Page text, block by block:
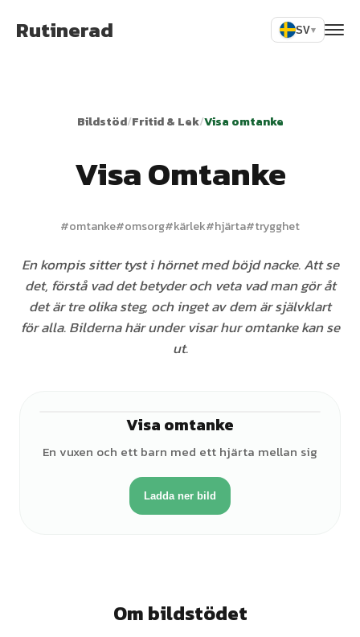
Rutinerad SV▾
Bildstöd/Fritid & Lek/Visa omtanke
Visa Omtanke
#omtanke#omsorg#kärlek#hjärta#trygghet
En kompis sitter tyst i hörnet med böjd nacke. Att se
det, förstå vad det betyder och veta vad man gör åt
det är tre olika steg, och inget av dem är självklart
för alla. Bilderna här under visar hur omtanke kan se
ut.
Visa omtanke
En vuxen och ett barn med ett hjärta mellan sig
Ladda ner bild
Om bildstödet